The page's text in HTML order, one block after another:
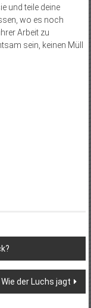
und teile deine
wo es noch
Arbeit zu
sein, keinen Müll
Wie der Luchs jagt